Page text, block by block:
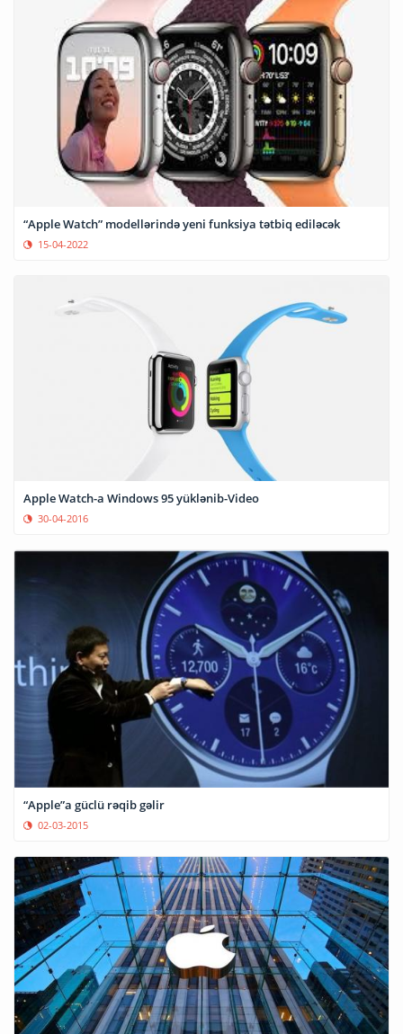
“Apple Watch” modellərində yeni funksiya tətbiq ediləcək
15-04-2022
Apple Watch-a Windows 95 yüklənib-Video
30-04-2016
“Apple”a güclü rəqib gəlir
02-03-2015